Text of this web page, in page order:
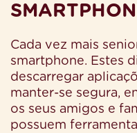
Cada vez mais
smartphone. Estes
descarregar
manter-se segura,
os seus amigos e
possuem